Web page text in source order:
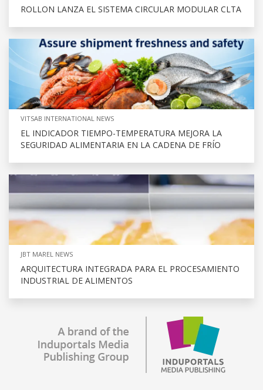
ROLLON LANZA EL SISTEMA CIRCULAR MODULAR CLTA
VITSAB INTERNATIONAL NEWS
EL INDICADOR TIEMPO-TEMPERATURA MEJORA LA
SEGURIDAD ALIMENTARIA EN LA CADENA DE FRÍO
JBT MAREL NEWS
ARQUITECTURA INTEGRADA PARA EL PROCESAMIENTO
INDUSTRIAL DE ALIMENTOS